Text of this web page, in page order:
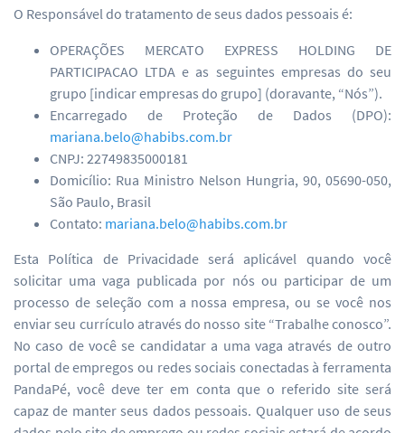
O Responsável do tratamento de seus dados pessoais é:
OPERAÇÕES MERCATO EXPRESS HOLDING DE
PARTICIPACAO LTDA e as seguintes empresas do seu
grupo [indicar empresas do grupo] (doravante, “Nós”).
Encarregado de Proteção de Dados (DPO):
mariana.belo@habibs.com.br
CNPJ: 22749835000181
Domicílio: Rua Ministro Nelson Hungria, 90, 05690-050,
São Paulo, Brasil
Contato: mariana.belo@habibs.com.br
Esta Política de Privacidade será aplicável quando você
solicitar uma vaga publicada por nós ou participar de um
processo de seleção com a nossa empresa, ou se você nos
enviar seu currículo através do nosso site “Trabalhe conosco”.
No caso de você se candidatar a uma vaga através de outro
portal de empregos ou redes sociais conectadas à ferramenta
PandaPé, você deve ter em conta que o referido site será
capaz de manter seus dados pessoais. Qualquer uso de seus